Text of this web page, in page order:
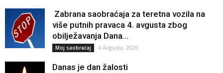
Zabrana saobraćaja za teretna vozila na
više putnih pravaca 4. avgusta zbog
obilježavanja Dana...
Moj saobraćaj 4 Avgusta, 2026
Danas je dan žalosti